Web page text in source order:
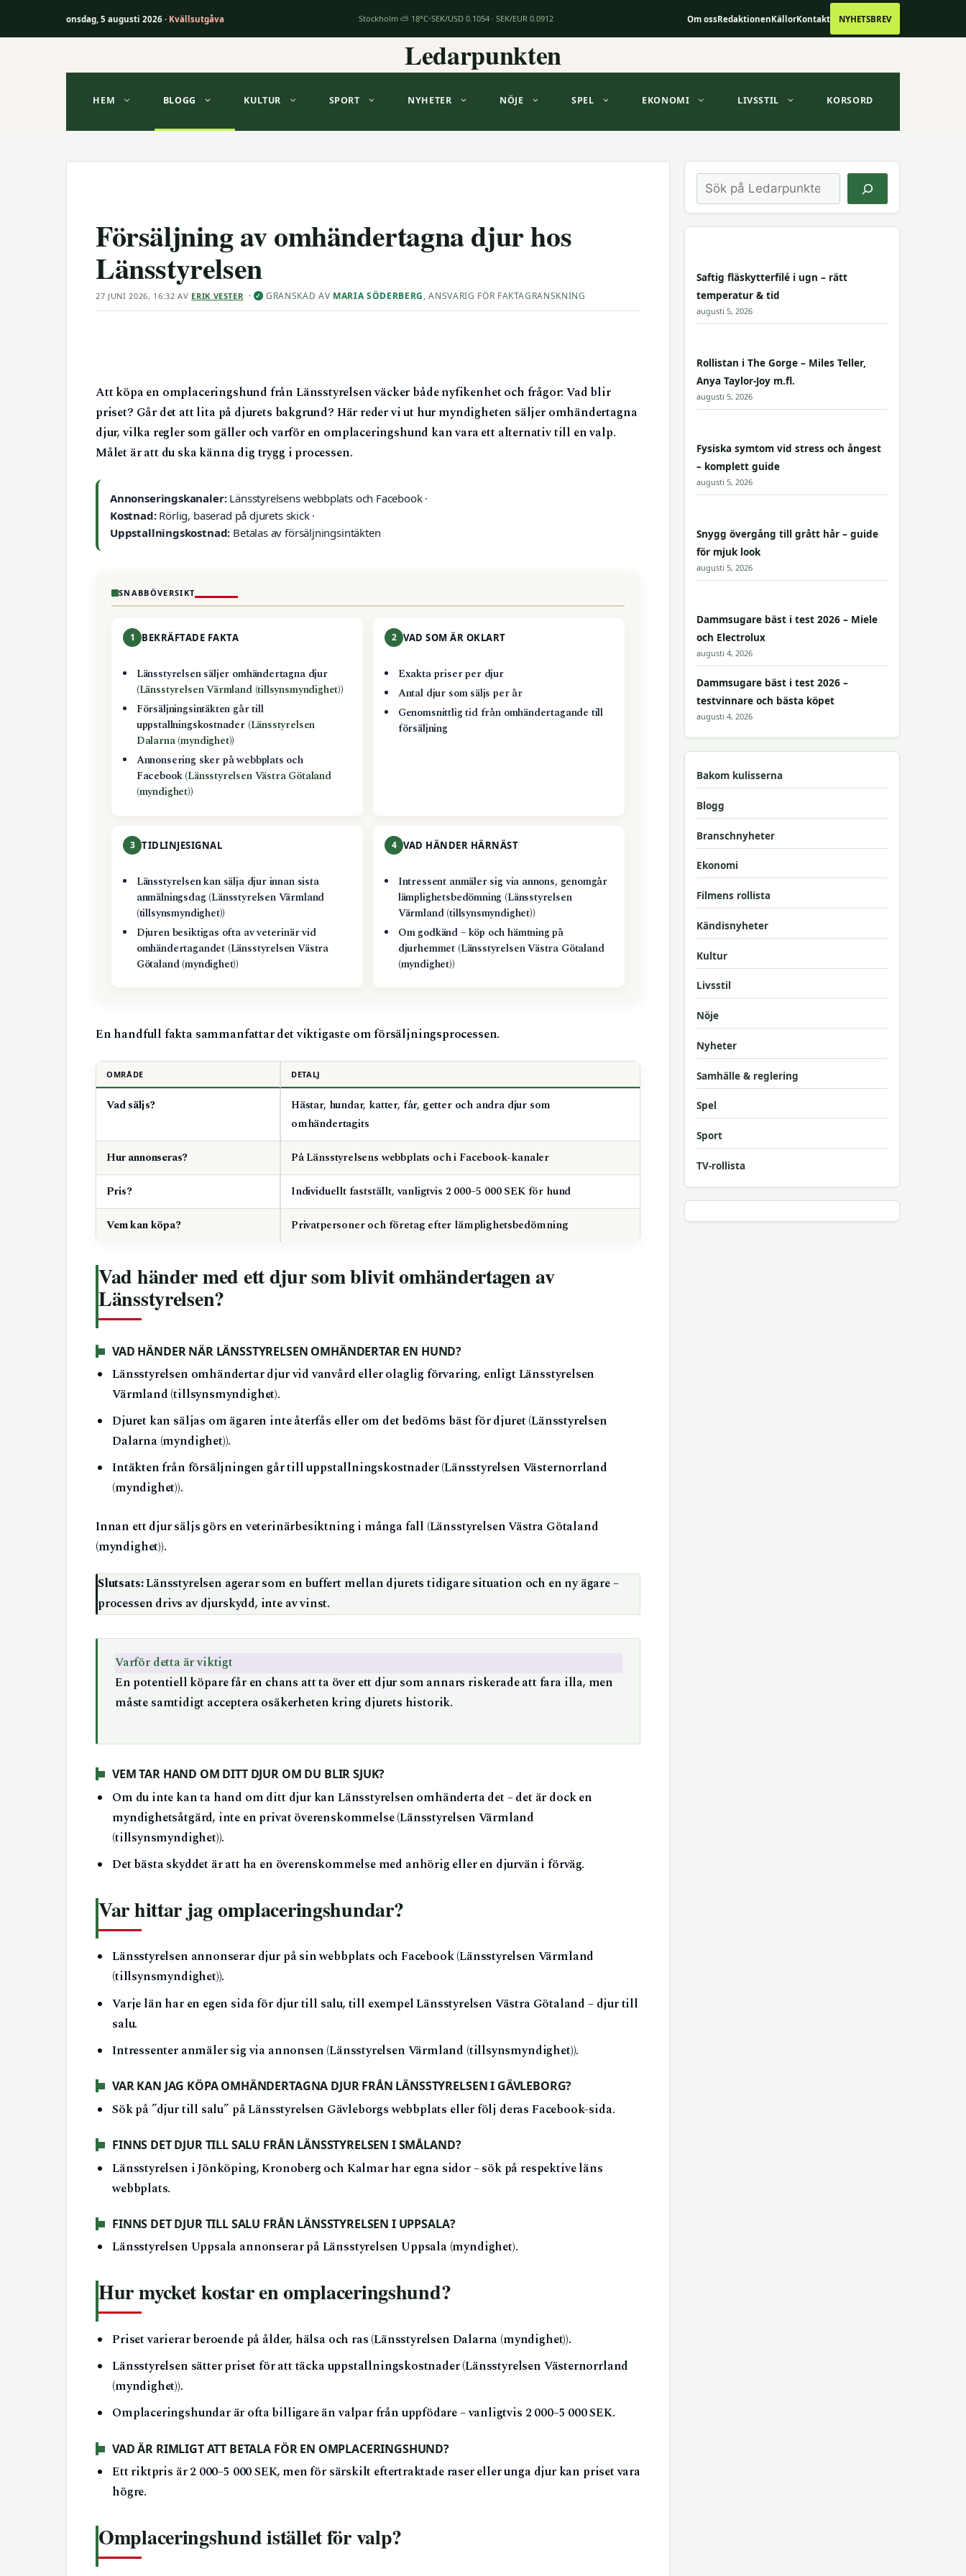
onsdag, 5 augusti 2026 · Kvällsutgåva Stockholm ⛅ 18°C SEK/USD 0.1054 · SEK/EUR 0.0912 Om ossRedaktionenKällorKontakt NYHETSBREV
Ledarpunkten
HEM BLOGG KULTUR SPORT NYHETER NÖJE SPEL EKONOMI LIVSSTIL KORSORD
Försäljning av omhändertagna djur hos
Länsstyrelsen
27 JUNI 2026, 16:32 AV ERIK VESTER ·✓ GRANSKAD AV MARIA SÖDERBERG, ANSVARIG FÖR FAKTAGRANSKNING
Att köpa en omplaceringshund från Länsstyrelsen väcker både nyfikenhet och frågor: Vad blir
priset? Går det att lita på djurets bakgrund? Här reder vi ut hur myndigheten säljer omhändertagna
djur, vilka regler som gäller och varför en omplaceringshund kan vara ett alternativ till en valp.
Målet är att du ska känna dig trygg i processen.
Annonseringskanaler:Länsstyrelsens webbplats och Facebook ·
Kostnad:Rörlig, baserad på djurets skick ·
Uppstallningskostnad: Betalas av försäljningsintäkten
SNABBÖVERSIKT
1 BEKRÄFTADE FAKTA
Länsstyrelsen säljer omhändertagna djur
(Länsstyrelsen Värmland (tillsynsmyndighet))
Försäljningsintäkten går till
uppstallningskostnader (Länsstyrelsen
Dalarna (myndighet))
Annonsering sker på webbplats och
Facebook (Länsstyrelsen Västra Götaland
(myndighet))
2 VAD SOM ÄR OKLART
Exakta priser per djur
Antal djur som säljs per år
Genomsnittlig tid från omhändertagande till
försäljning
3 TIDLINJESIGNAL
Länsstyrelsen kan sälja djur innan sista
anmälningsdag (Länsstyrelsen Värmland
(tillsynsmyndighet))
Djuren besiktigas ofta av veterinär vid
omhändertagandet (Länsstyrelsen Västra
Götaland (myndighet))
4 VAD HÄNDER HÄRNÄST
Intressent anmäler sig via annons, genomgår
lämplighetsbedömning (Länsstyrelsen
Värmland (tillsynsmyndighet))
Om godkänd – köp och hämtning på
djurhemmet (Länsstyrelsen Västra Götaland
(myndighet))
En handfull fakta sammanfattar det viktigaste om försäljningsprocessen.
OMRÅDE DETALJ
Vad säljs?
Hästar, hundar, katter, får, getter och andra djur som
omhändertagits
Hur annonseras? På Länsstyrelsens webbplats och i Facebook-kanaler
Pris? Individuellt fastställt, vanligtvis 2 000–5 000 SEK för hund
Vem kan köpa? Privatpersoner och företag efter lämplighetsbedömning
Vad händer med ett djur som blivit omhändertagen av
Länsstyrelsen?
VAD HÄNDER NÄR LÄNSSTYRELSEN OMHÄNDERTAR EN HUND?
Länsstyrelsen omhändertar djur vid vanvård eller olaglig förvaring, enligt Länsstyrelsen
Värmland (tillsynsmyndighet).
Djuret kan säljas om ägaren inte återfås eller om det bedöms bäst för djuret (Länsstyrelsen
Dalarna (myndighet)).
Intäkten från försäljningen går till uppstallningskostnader (Länsstyrelsen Västernorrland
(myndighet)).
Innan ett djur säljs görs en veterinärbesiktning i många fall (Länsstyrelsen Västra Götaland
(myndighet)).
Slutsats:Länsstyrelsen agerar som en buffert mellan djurets tidigare situation och en ny ägare –
processen drivs av djurskydd, inte av vinst.
Varför detta är viktigt
En potentiell köpare får en chans att ta över ett djur som annars riskerade att fara illa, men
måste samtidigt acceptera osäkerheten kring djurets historik.
VEM TAR HAND OM DITT DJUR OM DU BLIR SJUK?
Om du inte kan ta hand om ditt djur kan Länsstyrelsen omhänderta det – det är dock en
myndighetsåtgärd, inte en privat överenskommelse (Länsstyrelsen Värmland
(tillsynsmyndighet)).
Det bästa skyddet är att ha en överenskommelse med anhörig eller en djurvän i förväg.
Var hittar jag omplaceringshundar?
Länsstyrelsen annonserar djur på sin webbplats och Facebook (Länsstyrelsen Värmland
(tillsynsmyndighet)).
Varje län har en egen sida för djur till salu, till exempel Länsstyrelsen Västra Götaland – djur till
salu.
Intressenter anmäler sig via annonsen (Länsstyrelsen Värmland (tillsynsmyndighet)).
VAR KAN JAG KÖPA OMHÄNDERTAGNA DJUR FRÅN LÄNSSTYRELSEN I GÄVLEBORG?
Sök på ”djur till salu” på Länsstyrelsen Gävleborgs webbplats eller följ deras Facebook-sida.
FINNS DET DJUR TILL SALU FRÅN LÄNSSTYRELSEN I SMÅLAND?
Länsstyrelsen i Jönköping, Kronoberg och Kalmar har egna sidor – sök på respektive läns
webbplats.
FINNS DET DJUR TILL SALU FRÅN LÄNSSTYRELSEN I UPPSALA?
Länsstyrelsen Uppsala annonserar på Länsstyrelsen Uppsala (myndighet).
Hur mycket kostar en omplaceringshund?
Priset varierar beroende på ålder, hälsa och ras (Länsstyrelsen Dalarna (myndighet)).
Länsstyrelsen sätter priset för att täcka uppstallningskostnader (Länsstyrelsen Västernorrland
(myndighet)).
Omplaceringshundar är ofta billigare än valpar från uppfödare – vanligtvis 2 000–5 000 SEK.
VAD ÄR RIMLIGT ATT BETALA FÖR EN OMPLACERINGSHUND?
Ett riktpris är 2 000–5 000 SEK, men för särskilt eftertraktade raser eller unga djur kan priset vara
högre.
Omplaceringshund istället för valp?
Sök
Saftig fläskytterfilé i ugn – rätt
temperatur & tid
augusti 5, 2026
Rollistan i The Gorge – Miles Teller,
Anya Taylor-Joy m.fl.
augusti 5, 2026
Fysiska symtom vid stress och ångest
– komplett guide
augusti 5, 2026
Snygg övergång till grått hår – guide
för mjuk look
augusti 5, 2026
Dammsugare bäst i test 2026 – Miele
och Electrolux
augusti 4, 2026
Dammsugare bäst i test 2026 –
testvinnare och bästa köpet
augusti 4, 2026
Bakom kulisserna
Blogg
Branschnyheter
Ekonomi
Filmens rollista
Kändisnyheter
Kultur
Livsstil
Nöje
Nyheter
Samhälle & reglering
Spel
Sport
TV-rollista